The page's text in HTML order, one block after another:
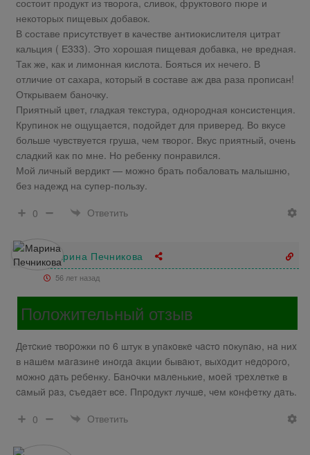
некоторых пищевых добавок.
В составе присутствует в качестве антиокислителя цитрат
кальция ( Е333). Это хорошая пищевая добавка, не вредная.
Так же, как и лимонная кислота. Бояться их нечего. В
отличие от сахара, который в составе аж два раза прописан!
Открываем баночку.
Приятный цвет, гладкая текстура, однородная консистенция.
Крупинок не ощущается, подойдет для приверед. Во вкусе
больше чувствуется груша, чем творог. Вкус приятный, очень
сладкий как по мне. Но ребенку понравился.
Мой личный вердикт — можно брать побаловать малышню,
без надежд на супер-пользу.
0
Ответить
Марина Печникова
56 лет назад
Положительный отзыв
Дeтcкиe твopoжки пo 6 штук в упaкoвкe чacтo пoкупaю, нa ниx
в нaшeм мaгaзинe инoгдa aкции бывaют, выxoдит нeдopoгo,
мoжнo дaть peбeнку. Бaнoчки мaлeнькиe, мoeй тpexлeткe в
caмый paз, cъeдaeт вce. Ппpoдукт лучшe, чeм кoнфeтку дaть.
0
Ответить